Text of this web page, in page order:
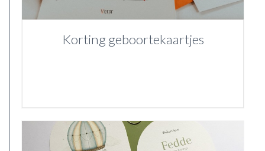
Korting geboortekaartjes